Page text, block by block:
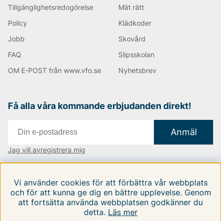
svarta väskor, både smidiga axelremsväskor men
saker. Du hittar såklart också datorväskor och
portföljer, allt som du kan tänkas behöva!
Handla Tiger of Sweden produkter med upp till 70%
lägre pris än i ordinarie handel! Här hittar du produkter
Happy shopping önskar vi på Vingåkers Factory
Outlet AB!
Andra populära varumärken:
LEE
Björn Borg
Replay
Oscar Jacobson
Tillgänglighetsredogörelse
Policy
Jobb
FAQ
OM E-POST från www.vfo.se
Mät rätt
Klädkoder
Skovård
Slipsskolan
Nyhetsbrev
Få alla våra kommande erbjudanden direkt!
Anmäl
Jag vill avregistrera mig
Följ oss på våra sociala medier
Vi använder cookies för att förbättra vår webbplats
och för att kunna ge dig en bättre upplevelse. Genom
att fortsätta använda webbplatsen godkänner du
detta. Läs mer